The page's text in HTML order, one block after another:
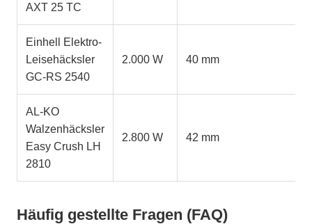
AXT 25 TC
Einhell Elektro-
Leisehäcksler
GC-RS 2540
2.000 W 40 mm
AL-KO
Walzenhäcksler
Easy Crush LH
2810
2.800 W 42 mm
Häufig gestellte Fragen (FAQ)